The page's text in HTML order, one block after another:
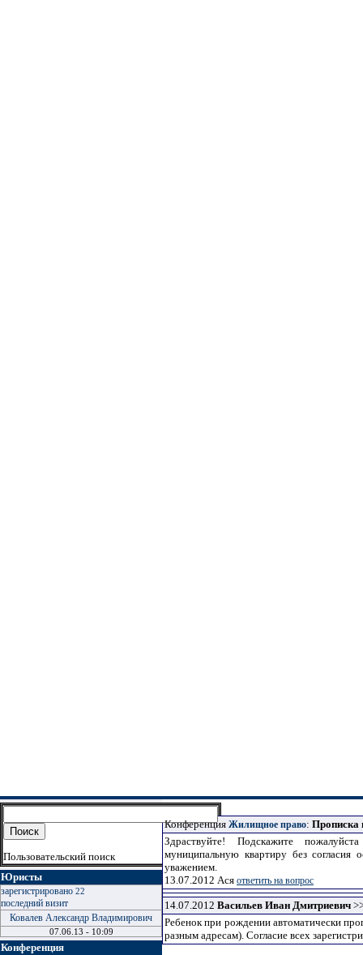
Пользовательский поиск
Юристы
зарегистрировано 22
последний визит
Ковалев Александр Владимирович
07.06.13 - 10:09
Конференция
Конференция Жилищное право: Прописка
Здраствуйте! Подскажите
муниципальную квартиру без
уважением.
13.07.2012 Ася ответить на вопрос
14.07.2012 Васильев Иван Дмитриевич
Ребенок при рождении автоматически
разным адресам). Согласие всех